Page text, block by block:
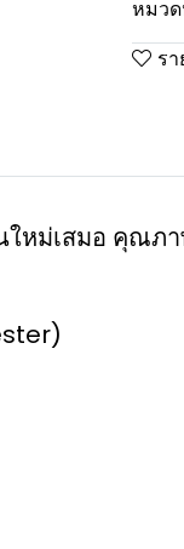
หมว
ร
ใหม่เสมอ คุณภ